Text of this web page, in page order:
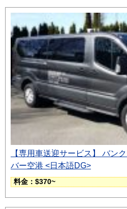
【専用車送迎サービス】 バン
バー空港 <日本語DG>
料金：$370~